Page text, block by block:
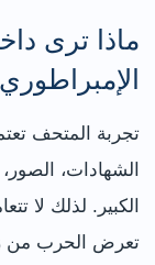
ماذا ترى
تجربة المتحف
الشهادات،
الكبير. لذلك لا
تعرض الحرب من